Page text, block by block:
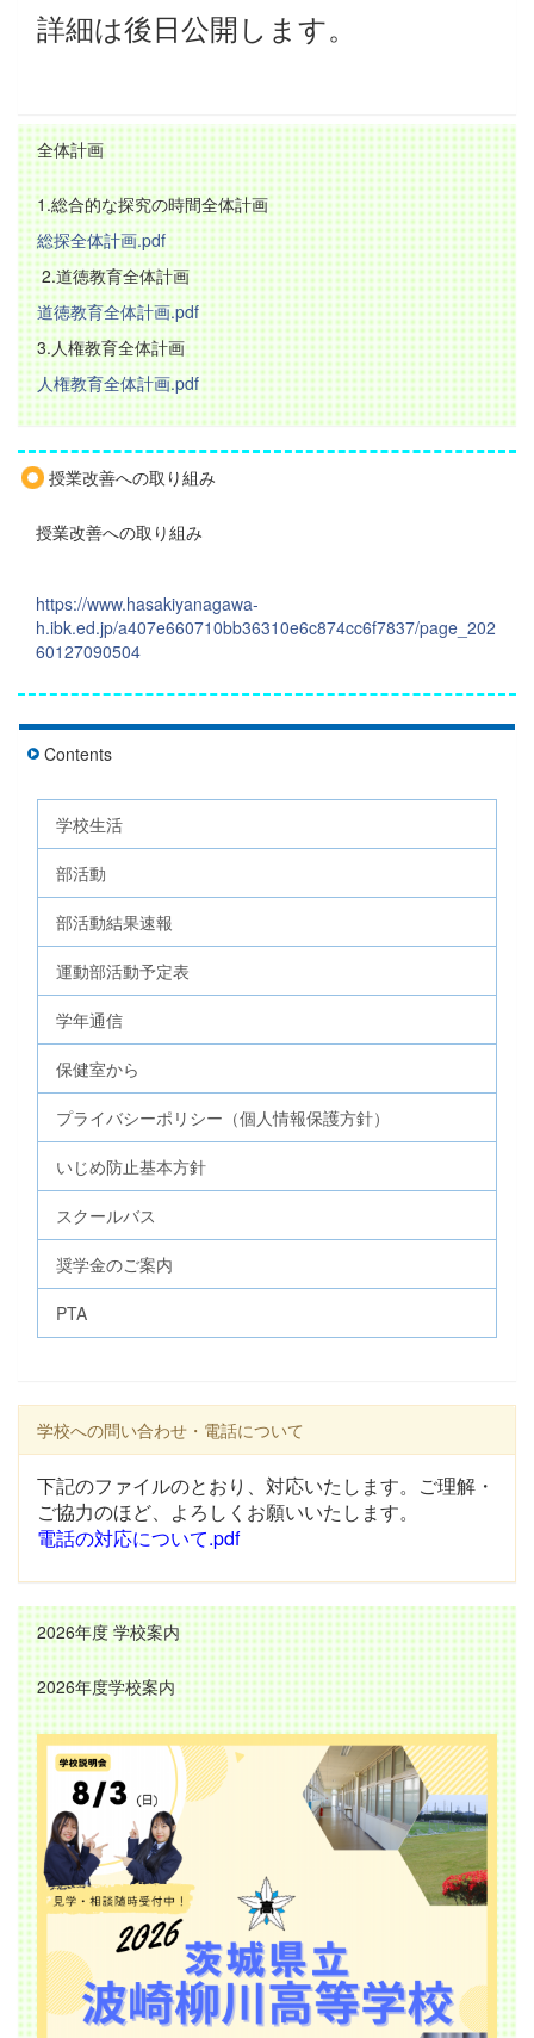
詳細は後日公開します。
全体計画
1.総合的な探究の時間全体計画
総探全体計画.pdf
2.道徳教育全体計画
道徳教育全体計画.pdf
3.人権教育全体計画
人権教育全体計画.pdf
授業改善への取り組み
授業改善への取り組み
https://www.hasakiyanagawa-
h.ibk.ed.jp/a407e660710bb36310e6c874cc6f7837/page_202
60127090504
Contents
学校生活
部活動
部活動結果速報
運動部活動予定表
学年通信
保健室から
プライバシーポリシー（個人情報保護方針）
いじめ防止基本方針
スクールバス
奨学金のご案内
PTA
学校への問い合わせ・電話について
下記のファイルのとおり、対応いたします。ご理解・
ご協力のほど、よろしくお願いいたします。
電話の対応について.pdf
2026年度 学校案内
2026年度学校案内